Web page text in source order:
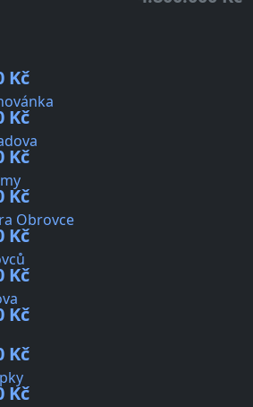
Kč
Kč
Kč
Kč
Obrovce
Kč
Kč
Kč
Kč
Kč